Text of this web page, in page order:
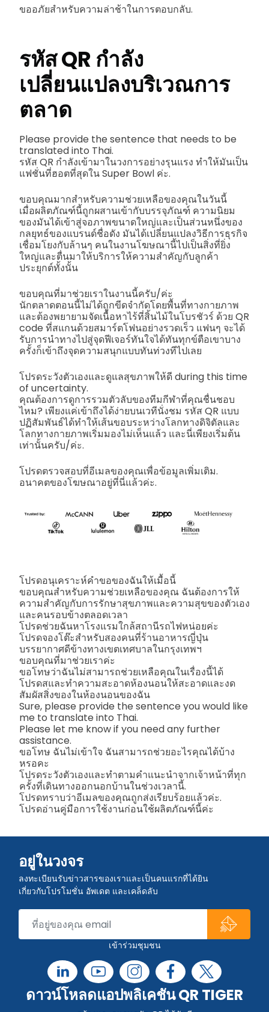
ขออภัยสำหรับความล่าช้าในการตอบกลับ.
รหัส QR กำลัง
เปลี่ยนแปลงบริเวณการ
ตลาด
Please provide the sentence that needs to be
translated into Thai.
รหัส QR กำลังเข้ามาในวงการอย่างรุนแรง ทำให้มันเป็น
แฟชั่นที่ฮอตที่สุดใน Super Bowl ค่ะ.
ขอบคุณมากสำหรับความช่วยเหลือของคุณในวันนี้
เมื่อผลิตภัณฑ์นี้ถูกผสานเข้ากับบรรจุภัณฑ์ ความนิยม
ของมันได้เข้าสู่จอภาพขนาดใหญ่และเป็นส่วนหนึ่งของ
กลยุทธ์ของแบรนด์ชื่อดัง มันได้เปลี่ยนแปลงวิธีการธุรกิจ
เชื่อมโยงกับล้านๆ คนในงานโฆษณานี้ไปเป็นสิ่งที่ยิ่ง
ใหญ่และตื่นมาให้บริการให้ความสำคัญกับลูกค้า
ประยุกต์ทั้งนั้น
ขอบคุณที่มาช่วยเราในงานนี้ครับ/ค่ะ
นักตลาดตอนนี้ไม่ได้ถูกขีดจำกัดโดยพื้นที่ทางกายภาพ
และต้องพยายามจัดเนื้อหาไร้ที่สิ้นไม้ในโบรชัวร์ ด้วย QR
code ที่สแกนด้วยสมาร์ตโฟนอย่างรวดเร็ว แฟนๆ จะได้
รับการนำทางไปสู่จุดฟีเจอร์ทันใจได้ทันทุกข์ตือเขาบาง
ครั้งก็เข้าถึงจุดความสนุกแบบทันท่วงทีไปเลย
โปรดระวังตัวเองและดูแลสุขภาพให้ดี during this time
of uncertainty.
คุณต้องการดูการรวมตัวลับของทีมกีฬาที่คุณชื่นชอบ
ไหม? เพียงแค่เข้าถึงได้ง่ายบนเวทีนั่งชม รหัส QR แบบ
ปฏิสัมพันธ์ได้ทำให้เส้นขอบระหว่างโลกทางดิจิตัลและ
โลกทางกายภาพเริ่มมองไม่เห็นแล้ว และนี่เพียงเริ่มต้น
เท่านั้นครับ/ค่ะ.
โปรดตรวจสอบที่อีเมลของคุณเพื่อข้อมูลเพิ่มเติม.
อนาคตของโฆษณาอยู่ที่นี่แล้วค่ะ.
โปรดอนุเคราะห์คำขอของฉันให้เมื้อนี้
ขอบคุณสำหรับความช่วยเหลือของคุณ ฉันต้องการให้
ความสำคัญกับการรักษาสุขภาพและความสุขของตัวเอง
และคนรอบข้างตลอดเวลา
โปรดช่วยฉันหาโรงแรมใกล้สถานีรถไฟหน่อยค่ะ
โปรดจองโต๊ะสำหรับสองคนที่ร้านอาหารญี่ปุ่น
บรรยากาศดีข้างทางเขตเทศบาลในกรุงเทพฯ
ขอบคุณที่มาช่วยเราค่ะ
ขอโทษว่าฉันไม่สามารถช่วยเหลือคุณในเรื่องนี้ได้
โปรดสและทำความสะอาดห้องนอนให้สะอาดและงด
สัมผัสสิ่งของในห้องนอนของฉัน
Sure, please provide the sentence you would like
me to translate into Thai.
Please let me know if you need any further
assistance.
ขอโทษ ฉันไม่เข้าใจ ฉันสามารถช่วยอะไรคุณได้บ้าง
หรอคะ
โปรดระวังตัวเองและทำตามคำแนะนำจากเจ้าหน้าที่ทุก
ครั้งที่เดินทางออกนอกบ้านในช่วงเวลานี้.
โปรดทราบว่าอีเมลของคุณถูกส่งเรียบร้อยแล้วค่ะ.
โปรดอ่านคู่มือการใช้งานก่อนใช้ผลิตภัณฑ์นี้ค่ะ
อยู่ในวงจร
ลงทะเบียนรับข่าวสารของเราและเป็นคนแรกที่ได้ยิน
เกี่ยวกับโปรโมชั่น อัพเดต และเคล็ดลับ
เข้าร่วมชุมชน
ดาวน์โหลดแอปพลิเคชัน QR TIGER